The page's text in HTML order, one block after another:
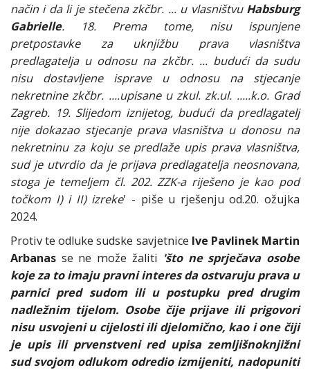
način i da li je stečena zkčbr. ... u vlasništvu Habsburg
Gabrielle. 18. Prema tome, nisu ispunjene
pretpostavke za uknjižbu prava vlasništva
predlagatelja u odnosu na zkčbr. ... budući da sudu
nisu dostavljene isprave u odnosu na stjecanje
nekretnine zkčbr. ....upisane u zkul. zk.ul. .....k.o. Grad
Zagreb. 19. Slijedom iznijetog, budući da predlagatelj
nije dokazao stjecanje prava vlasništva u donosu na
nekretninu za koju se predlaže upis prava vlasništva,
sud je utvrdio da je prijava predlagatelja neosnovana,
stoga je temeljem čl. 202. ZZK-a riješeno je kao pod
točkom I) i II) izreke' - piše u rješenju od.20. ožujka
2024.
Protiv te odluke sudske savjetnice Ive Pavlinek Martin
Arbanas se ne može žaliti 'što ne sprječava osobe
koje za to imaju pravni interes da ostvaruju prava u
parnici pred sudom ili u postupku pred drugim
nadležnim tijelom. Osobe čije prijave ili prigovori
nisu usvojeni u cijelosti ili djelomično, kao i one čiji
je upis ili prvenstveni red upisa zemljišnoknjižni
sud svojom odlukom odredio izmijeniti, nadopuniti